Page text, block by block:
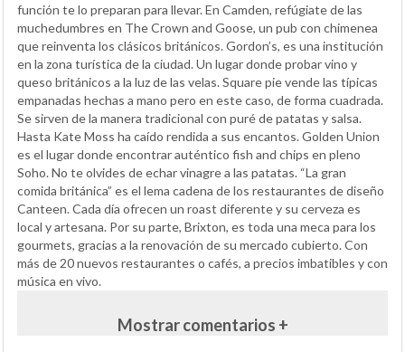
función te lo preparan para llevar. En Camden, refúgiate de las
muchedumbres en The Crown and Goose, un pub con chimenea
que reinventa los clásicos británicos. Gordon’s, es una institución
en la zona turística de la ciudad. Un lugar donde probar vino y
queso británicos a la luz de las velas. Square pie vende las típicas
empanadas hechas a mano pero en este caso, de forma cuadrada.
Se sirven de la manera tradicional con puré de patatas y salsa.
Hasta Kate Moss ha caído rendida a sus encantos. Golden Union
es el lugar donde encontrar auténtico fish and chips en pleno
Soho. No te olvides de echar vinagre a las patatas. “La gran
comida británica” es el lema cadena de los restaurantes de diseño
Canteen. Cada día ofrecen un roast diferente y su cerveza es
local y artesana. Por su parte, Brixton, es toda una meca para los
gourmets, gracias a la renovación de su mercado cubierto. Con
más de 20 nuevos restaurantes o cafés, a precios imbatibles y con
música en vivo.
Mostrar comentarios +